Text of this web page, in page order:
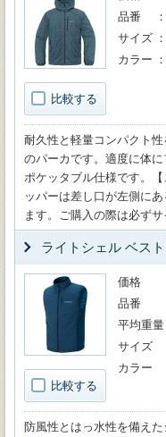
比較する
品番
サイズ
カラー
耐久性と軽量コンパクト
のパーカです。適度に体
ポケッタブル仕様です。
ッパーは差し口が左側に
ます。ご購入の際は必ず
ライトシェル ベス
比較する
価格
品番
平均重量
サイズ
カラー
防風性とはっ水性を備え